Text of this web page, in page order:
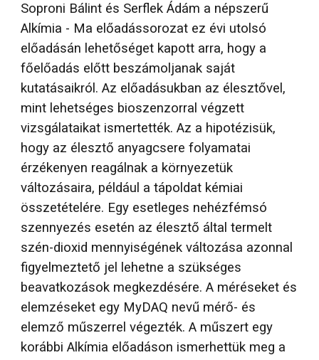
Soproni Bálint és Serflek Ádám a népszerű
Alkímia - Ma előadássorozat ez évi utolsó
előadásán lehetőséget kapott arra, hogy a
főelőadás előtt beszámoljanak saját
kutatásaikról. Az előadásukban az élesztővel,
mint lehetséges bioszenzorral végzett
vizsgálataikat ismertették. Az a hipotézisük,
hogy az élesztő anyagcsere folyamatai
érzékenyen reagálnak a környezetük
változásaira, például a tápoldat kémiai
összetételére. Egy esetleges nehézfémsó
szennyezés esetén az élesztő által termelt
szén-dioxid mennyiségének változása azonnal
figyelmeztető jel lehetne a szükséges
beavatkozások megkezdésére. A méréseket és
elemzéseket egy MyDAQ nevű mérő- és
elemző műszerrel végezték. A műszert egy
korábbi Alkímia előadáson ismerhettük meg a